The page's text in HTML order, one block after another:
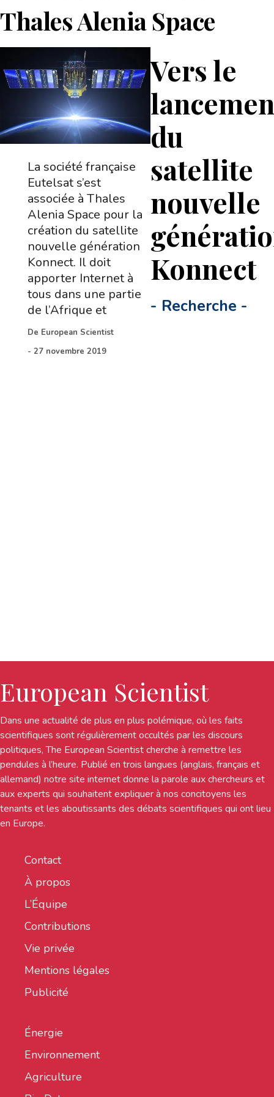
Thales Alenia Space
Vers le
du
satellite
nouvelle
Konnect
- Recherche -
La société française
Eutelsat s’est
associée à Thales
Alenia Space pour la
création du satellite
nouvelle génération
Konnect. Il doit
apporter Internet à
tous dans une partie
de l’Afrique et
De European Scientist
- 27 novembre 2019
European Scientist
Dans une actualité de plus en plus polémique, où les faits
scientifiques sont régulièrement occultés par les discours
politiques, The European Scientist cherche à remettre les
pendules à l’heure. Publié en trois langues (anglais, français et
allemand) notre site internet donne la parole aux chercheurs et
aux experts qui souhaitent expliquer à nos concitoyens les
tenants et les aboutissants des débats scientifiques qui ont lieu
en Europe.
Contact
À propos
L’Équipe
Contributions
Vie privée
Mentions légales
Publicité
Énergie
Environnement
Agriculture